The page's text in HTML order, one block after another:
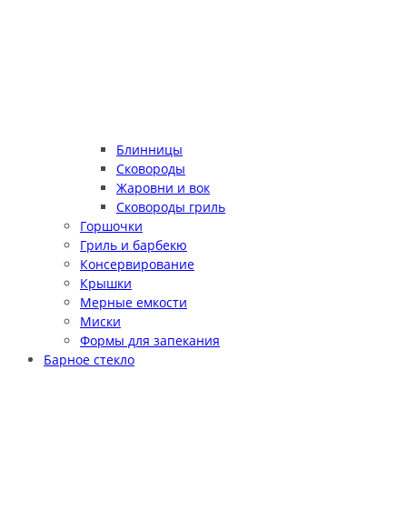
Блинницы
Сковороды
Жаровни и вок
Сковороды гриль
Горшочки
Гриль и барбекю
Консервирование
Крышки
Мерные емкости
Миски
Формы для запекания
Барное стекло